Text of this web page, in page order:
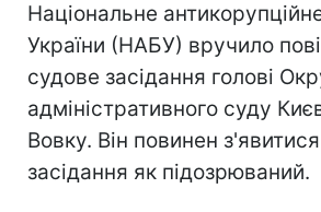
Національне
України (НАБУ) вручило
судове засідання голові
адміністративного суду
Вовку. Він повинен
засідання як підозрюваний.